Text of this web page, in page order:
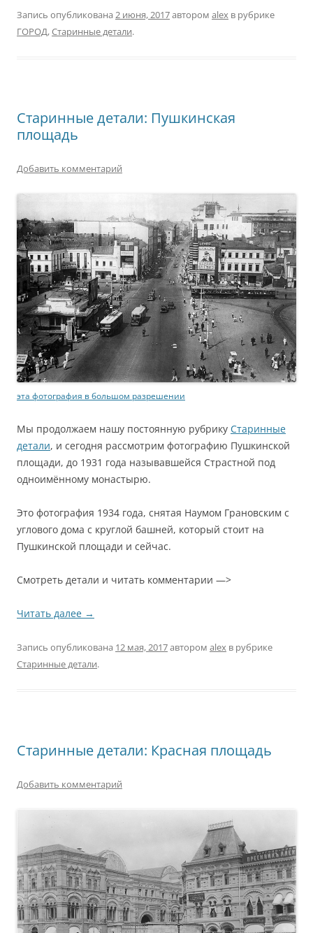
Запись опубликована 2 июня, 2017автором alex в рубрике
ГОРОД,Старинные детали.
Старинные детали: Пушкинская
площадь
Добавить комментарий
эта фотография в большом разрешении
Мы продолжаем нашу постоянную рубрику Старинные
детали, и сегодня рассмотрим фотографию Пушкинской
площади, до 1931 года называвшейся Страстной под
одноимённому монастырю.
Это фотография 1934 года, снятая Наумом Грановским с
углового дома с круглой башней, который стоит на
Пушкинской площади и сейчас.
Смотреть детали и читать комментарии —>
Читать далее →
Запись опубликована 12 мая, 2017автором alex в рубрике
Старинные детали.
Старинные детали: Красная площадь
Добавить комментарий